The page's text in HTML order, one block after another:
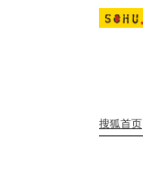
搜狐首页